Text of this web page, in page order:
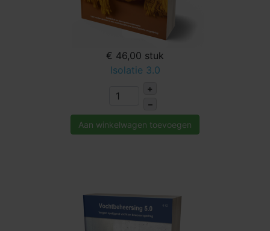
€ 46,00 stuk
Isolatie 3.0
+
–
Aan winkelwagen toevoegen